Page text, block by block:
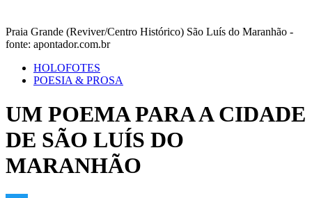
Praia Grande (Reviver/Centro Histórico) São Luís do Maranhão -
fonte: apontador.com.br
HOLOFOTES
POESIA & PROSA
UM POEMA PARA A CIDADE
DE SÃO LUÍS DO
MARANHÃO